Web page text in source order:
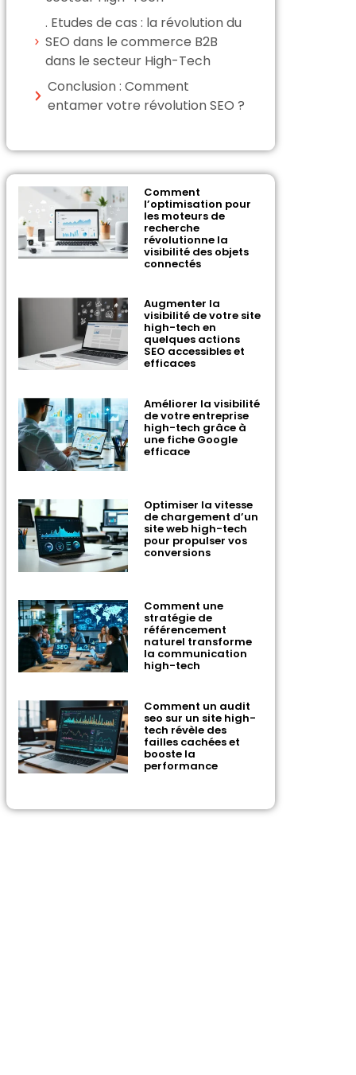
. Etudes de cas : la révolution du
SEO dans le commerce B2B
dans le secteur High-Tech
Conclusion : Comment
entamer votre révolution SEO ?
Comment
l’optimisation pour
les moteurs de
recherche
révolutionne la
visibilité des objets
connectés
Augmenter la
visibilité de votre site
high-tech en
quelques actions
SEO accessibles et
efficaces
Améliorer la visibilité
de votre entreprise
high-tech grâce à
une fiche Google
efficace
Optimiser la vitesse
de chargement d’un
site web high-tech
pour propulser vos
conversions
Comment une
stratégie de
référencement
naturel transforme
la communication
high-tech
Comment un audit
seo sur un site high-
tech révèle des
failles cachées et
booste la
performance